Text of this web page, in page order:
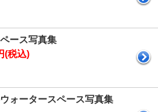
ース写真集
(税込)
ォータースペース写真集